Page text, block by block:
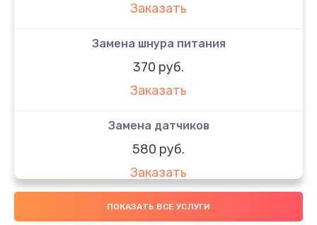
Заказать
Замена шнура питания
370 руб.
Заказать
Замена датчиков
580 руб.
Заказать
Комплексная чистка
ПОКАЗАТЬ ВСЕ УСЛУГИ